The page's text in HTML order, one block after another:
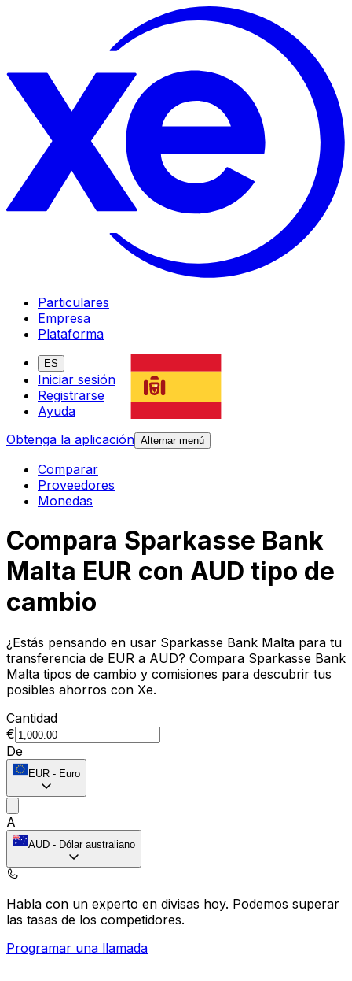
Particulares
Empresa
Plataforma
ES
Iniciar sesión
Registrarse
Ayuda
Obtenga la aplicación Alternar menú
Comparar
Proveedores
Monedas
Compara Sparkasse Bank
Malta EUR con AUD tipo de
cambio
¿Estás pensando en usar Sparkasse Bank Malta para tu
transferencia de EUR a AUD? Compara Sparkasse Bank
Malta tipos de cambio y comisiones para descubrir tus
posibles ahorros con Xe.
Cantidad
€
De
EUR - Euro
A
AUD - Dólar australiano
Habla con un experto en divisas hoy. Podemos superar
las tasas de los competidores.
Programar una llamada